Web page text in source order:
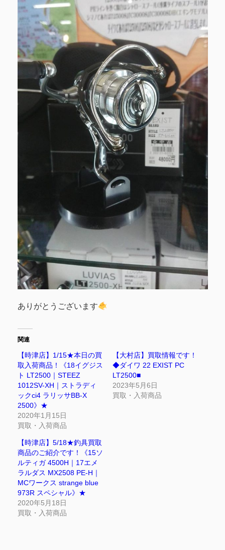
ありがとうございます
関連
【時津店】1/15★本日の買
取入荷商品！《18イグジス
ト LT2500｜STEEZ
1012SV-XH｜ストラディ
ックci4 ラリッサBB-X
2500》★
2020年1月15日
買取・入荷商品
【大村店】買取情報です！
◆ダイワ⁡ ⁡22 EXIST PC
LT2500⁡■
2023年5月6日
買取・入荷商品
【時津店】5/18★釣具買取
商品のご紹介です！《15ソ
ルティガ 4500H｜17エメ
ラルダス MX2508 PE-H｜
MCワークス strange blue
973R スペシャル》★
2020年5月18日
買取・入荷商品